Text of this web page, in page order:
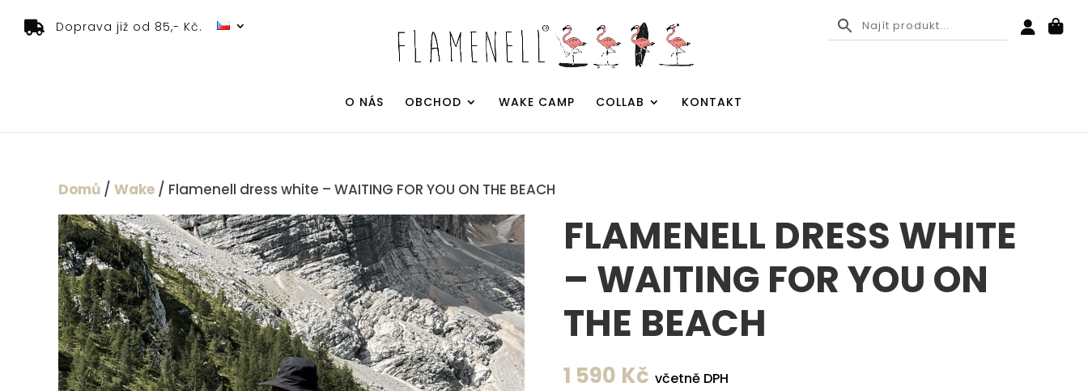
Doprava již od 85,- Kč.
O NÁS OBCHOD WAKE CAMP COLLAB KONTAKT
Domů / Wake / Flamenell dress white – WAITING FOR YOU ON THE BEACH
FLAMENELL DRESS WHITE
– WAITING FOR YOU ON
THE BEACH
1 590 Kč včetně DPH